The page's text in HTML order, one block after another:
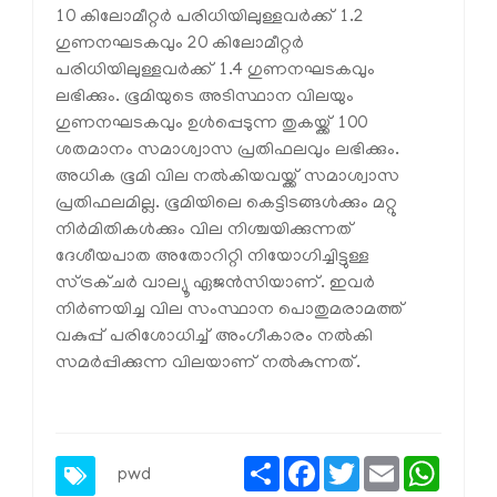
10 കിലോമീറ്റര്‍ പരിധിയിലുള്ളവര്‍ക്ക് 1.2
ഗുണനഘടകവും 20 കിലോമീറ്റര്‍
പരിധിയിലുള്ളവര്‍ക്ക് 1.4 ഗുണനഘടകവും
ലഭിക്കും. ഭൂമിയുടെ അടിസ്ഥാന വിലയും
ഗുണനഘടകവും ഉള്‍പ്പെടുന്ന തുകയ്ക്ക് 100
ശതമാനം സമാശ്വാസ പ്രതിഫലവും ലഭിക്കും.
അധിക ഭൂമി വില നല്‍കിയവയ്ക്ക് സമാശ്വാസ
പ്രതിഫലമില്ല. ഭൂമിയിലെ കെട്ടിടങ്ങള്‍ക്കും മറ്റു
നിര്‍മിതികള്‍ക്കും വില നിശ്ചയിക്കുന്നത്
ദേശീയപാത അതോറിറ്റി നിയോഗിച്ചിട്ടുള്ള
സ്ട്രക്ചര്‍ വാല്യൂ ഏജന്‍സിയാണ്. ഇവര്‍
നിര്‍ണയിച്ച വില സംസ്ഥാന പൊതുമരാമത്ത്
വകുപ്പ് പരിശോധിച്ച് അംഗീകാരം നല്‍കി
സമര്‍പ്പിക്കുന്ന വിലയാണ് നല്‍കുന്നത്.
pwd
ShareFacebook
TwitterEmail